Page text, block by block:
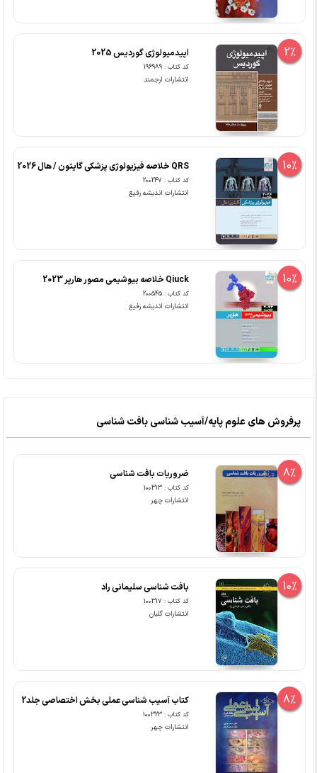
2% اپیدمیولوژی گوردیس 2025
کد کتاب : 196989
انتشارات ارجمند
10% QRS خلاصه فیزیولوژی پزشکی گایتون / هال 2026
کد کتاب : 200247
انتشارات اندیشه رفیع
10% Qiuck خلاصه بیوشیمی مصور هارپر 2023
کد کتاب : 200545
انتشارات اندیشه رفیع
پرفروش های علوم پایه/آسیب شناسی بافت شناسی
8% ضروریات بافت شناسی
کد کتاب : 100313
انتشارات چهر
10% بافت شناسی سلیمانی راد
کد کتاب : 100317
انتشارات گلبان
8% کتاب آسیب شناسی عملی بخش اختصاصی جلد2
کد کتاب : 100323
انتشارات چهر